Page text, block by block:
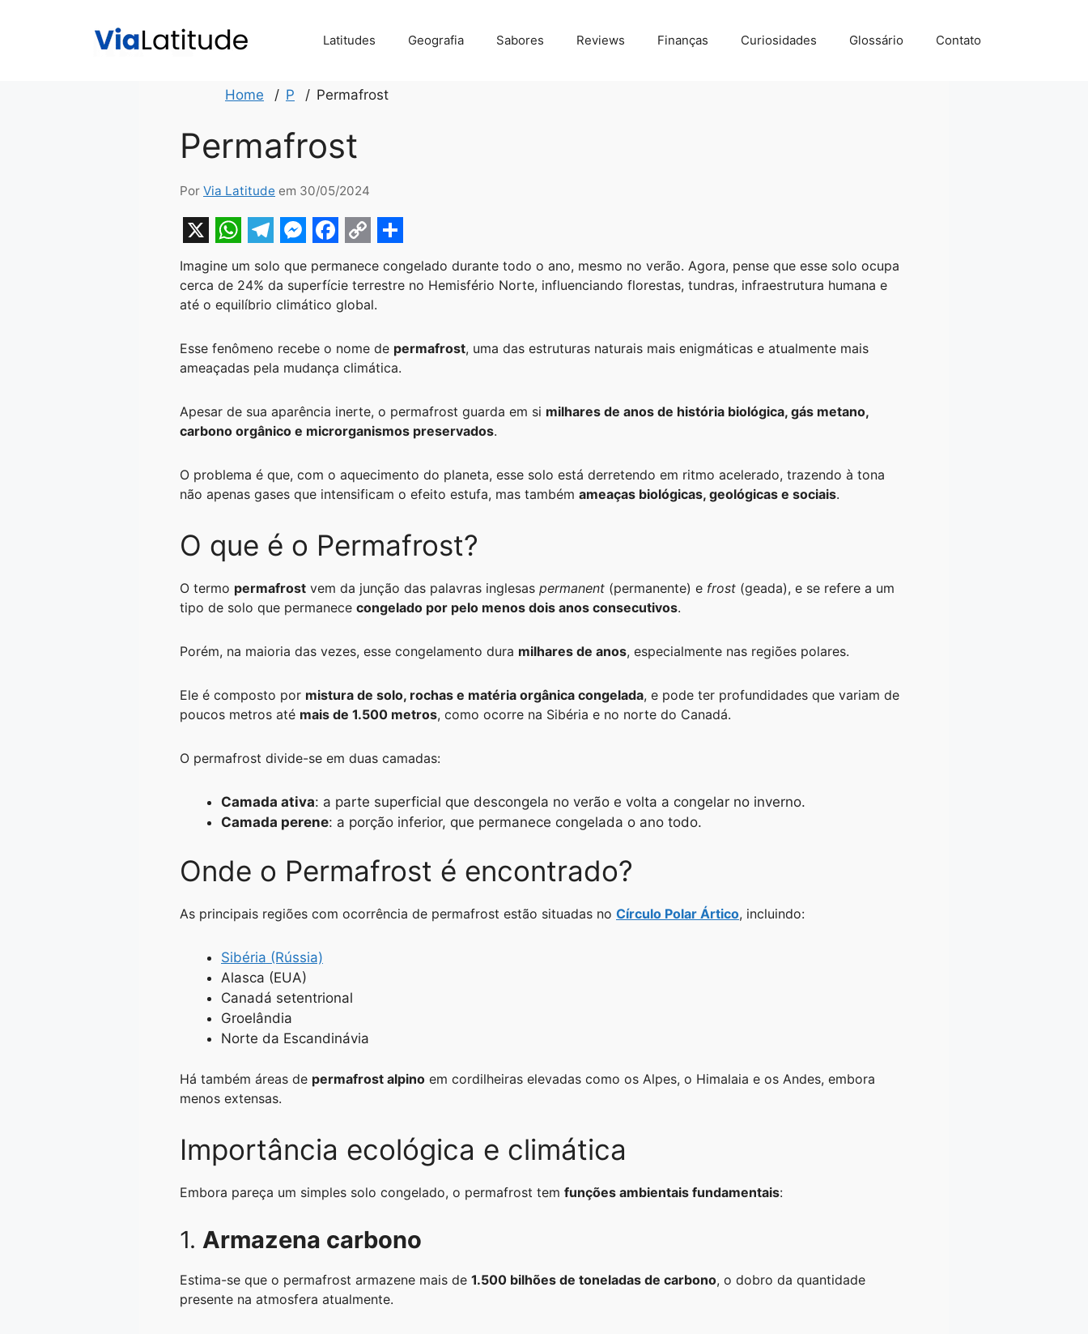
Latitudes Geografia Sabores Reviews Finanças Curiosidades Glossário Contato
Home P Permafrost
Permafrost
Por Via Latitude em 30/05/2024
X W
h
a
s
A
p
p
T
e
l
g
r
a
m
M
e
s
e
g
e
F
a
c
b
o
k
C
o
p
L
n
k
S
h
e
Imagine um solo que permanece congelado durante todo o ano, mesmo no verão. Agora, pense que esse solo ocupa
cerca de 24% da superfície terrestre no Hemisfério Norte, influenciando florestas, tundras, infraestrutura humana e
até o equilíbrio climático global.
Esse fenômeno recebe o nome de permafrost, uma das estruturas naturais mais enigmáticas e atualmente mais
ameaçadas pela mudança climática.
Apesar de sua aparência inerte, o permafrost guarda em si milhares de anos de história biológica, gás metano,
carbono orgânico e microrganismos preservados.
O problema é que, com o aquecimento do planeta, esse solo está derretendo em ritmo acelerado, trazendo à tona
não apenas gases que intensificam o efeito estufa, mas também ameaças biológicas, geológicas e sociais.
O que é o Permafrost?
O termo permafrost vem da junção das palavras inglesas permanent (permanente) e frost (geada), e se refere a um
tipo de solo que permanece congelado por pelo menos dois anos consecutivos.
Porém, na maioria das vezes, esse congelamento dura milhares de anos, especialmente nas regiões polares.
Ele é composto por mistura de solo, rochas e matéria orgânica congelada, e pode ter profundidades que variam de
poucos metros até mais de 1.500 metros, como ocorre na Sibéria e no norte do Canadá.
O permafrost divide-se em duas camadas:
Camada ativa: a parte superficial que descongela no verão e volta a congelar no inverno.
Camada perene: a porção inferior, que permanece congelada o ano todo.
Onde o Permafrost é encontrado?
As principais regiões com ocorrência de permafrost estão situadas no Círculo Polar Ártico, incluindo:
Sibéria (Rússia)
Alasca (EUA)
Canadá setentrional
Groelândia
Norte da Escandinávia
Há também áreas de permafrost alpino em cordilheiras elevadas como os Alpes, o Himalaia e os Andes, embora
menos extensas.
Importância ecológica e climática
Embora pareça um simples solo congelado, o permafrost tem funções ambientais fundamentais:
1. Armazena carbono
Estima-se que o permafrost armazene mais de 1.500 bilhões de toneladas de carbono, o dobro da quantidade
presente na atmosfera atualmente.